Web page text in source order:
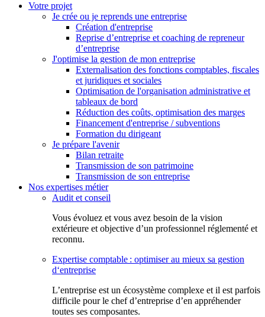
Votre projet
Je crée ou je reprends une entreprise
Création d'entreprise
Reprise d’entreprise et coaching de repreneur
d’entreprise
J'optimise la gestion de mon entreprise
Externalisation des fonctions comptables, fiscales
et juridiques et sociales
Optimisation de l'organisation administrative et
tableaux de bord
Réduction des coûts, optimisation des marges
Financement d'entreprise / subventions
Formation du dirigeant
Je prépare l'avenir
Bilan retraite
Transmission de son patrimoine
Transmission de son entreprise
Nos expertises métier
Audit et conseil
Vous évoluez et vous avez besoin de la vision
extérieure et objective d’un professionnel réglementé et
reconnu.
Expertise comptable : optimiser au mieux sa gestion
d‘entreprise
L’entreprise est un écosystème complexe et il est parfois
difficile pour le chef d’entreprise d’en appréhender
toutes ses composantes.